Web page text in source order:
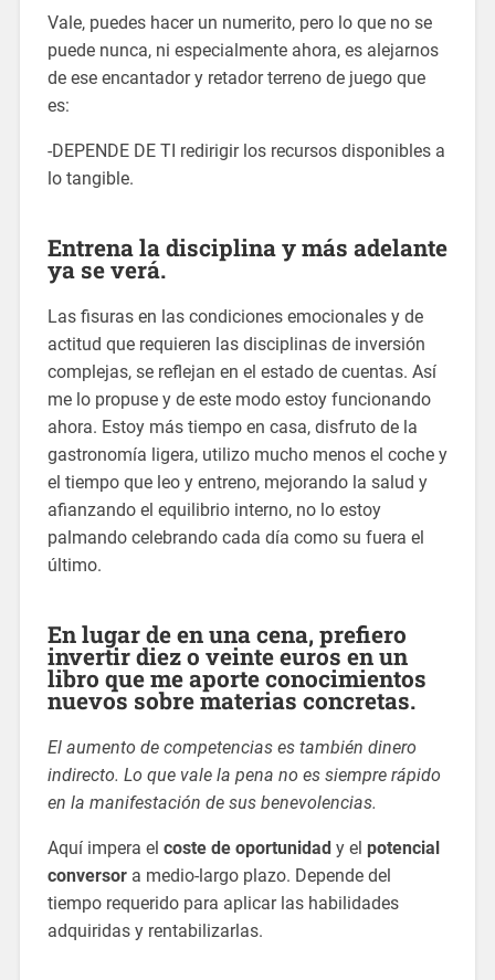
Vale, puedes hacer un numerito, pero lo que no se
puede nunca, ni especialmente ahora, es alejarnos
de ese encantador y retador terreno de juego que
es:
-DEPENDE DE TI redirigir los recursos disponibles a
lo tangible.
Entrena la disciplina y más adelante
ya se verá.
Las fisuras en las condiciones emocionales y de
actitud que requieren las disciplinas de inversión
complejas, se reflejan en el estado de cuentas. Así
me lo propuse y de este modo estoy funcionando
ahora. Estoy más tiempo en casa, disfruto de la
gastronomía ligera, utilizo mucho menos el coche y
el tiempo que leo y entreno, mejorando la salud y
afianzando el equilibrio interno, no lo estoy
palmando celebrando cada día como su fuera el
último.
En lugar de en una cena, prefiero
invertir diez o veinte euros en un
libro que me aporte conocimientos
nuevos sobre materias concretas.
El aumento de competencias es también dinero
indirecto. Lo que vale la pena no es siempre rápido
en la manifestación de sus benevolencias.
Aquí impera el coste de oportunidady el potencial
conversora medio-largo plazo. Depende del
tiempo requerido para aplicar las habilidades
adquiridas y rentabilizarlas.